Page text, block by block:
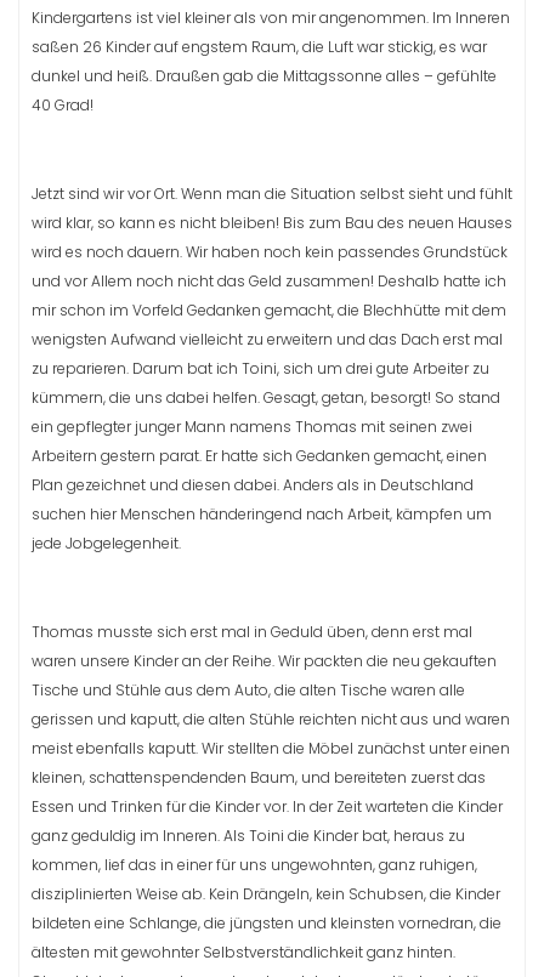
Kindergartens ist viel kleiner als von mir angenommen. Im Inneren
saßen 26 Kinder auf engstem Raum, die Luft war stickig, es war
dunkel und heiß. Draußen gab die Mittagssonne alles – gefühlte
40 Grad!
Jetzt sind wir vor Ort. Wenn man die Situation selbst sieht und fühlt
wird klar, so kann es nicht bleiben! Bis zum Bau des neuen Hauses
wird es noch dauern. Wir haben noch kein passendes Grundstück
und vor Allem noch nicht das Geld zusammen! Deshalb hatte ich
mir schon im Vorfeld Gedanken gemacht, die Blechhütte mit dem
wenigsten Aufwand vielleicht zu erweitern und das Dach erst mal
zu reparieren. Darum bat ich Toini, sich um drei gute Arbeiter zu
kümmern, die uns dabei helfen. Gesagt, getan, besorgt! So stand
ein gepflegter junger Mann namens Thomas mit seinen zwei
Arbeitern gestern parat. Er hatte sich Gedanken gemacht, einen
Plan gezeichnet und diesen dabei. Anders als in Deutschland
suchen hier Menschen händeringend nach Arbeit, kämpfen um
jede Jobgelegenheit.
Thomas musste sich erst mal in Geduld üben, denn erst mal
waren unsere Kinder an der Reihe. Wir packten die neu gekauften
Tische und Stühle aus dem Auto, die alten Tische waren alle
gerissen und kaputt, die alten Stühle reichten nicht aus und waren
meist ebenfalls kaputt. Wir stellten die Möbel zunächst unter einen
kleinen, schattenspendenden Baum, und bereiteten zuerst das
Essen und Trinken für die Kinder vor. In der Zeit warteten die Kinder
ganz geduldig im Inneren. Als Toini die Kinder bat, heraus zu
kommen, lief das in einer für uns ungewohnten, ganz ruhigen,
disziplinierten Weise ab. Kein Drängeln, kein Schubsen, die Kinder
bildeten eine Schlange, die jüngsten und kleinsten vornedran, die
ältesten mit gewohnter Selbstverständlichkeit ganz hinten.